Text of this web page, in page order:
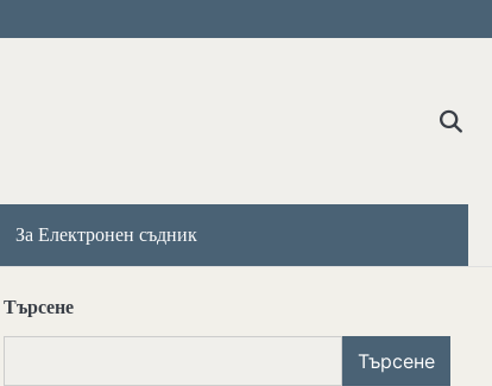
За Електронен съдник
Търсене
Търсене